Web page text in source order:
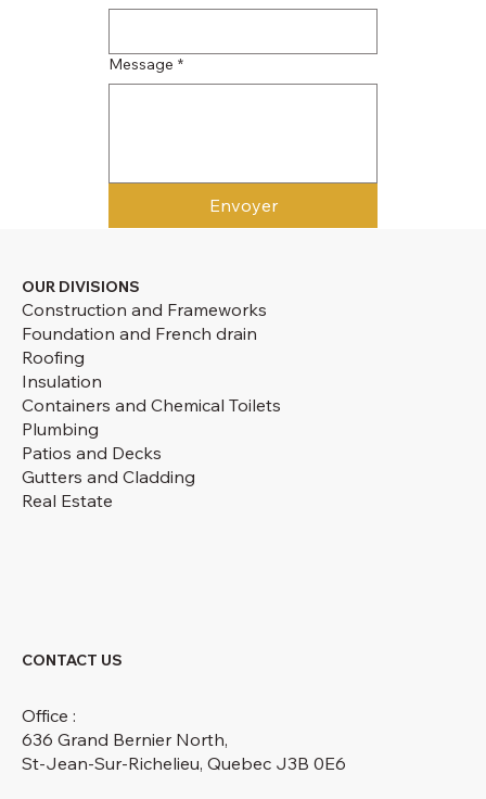
Message *
Envoyer
OUR DIVISIONS
Construction and Frameworks
Foundation and French drain
Roofing
Insulation
Containers and Chemical Toilets
Plumbing
Patios and Decks
Gutters and Cladding
Real Estate
CONTACT US
Office :
636 Grand Bernier North,
St-Jean-Sur-Richelieu, Quebec J3B 0E6